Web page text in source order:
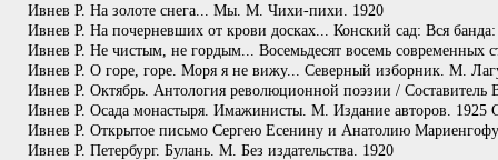
Ивнев Р. На золоте снега... Мы. М. Чихи-пихи. 1920
Ивнев Р. На почерневших от крови досках... Конский сад: Вся
Ивнев Р. Не чистым, не гордым... Восемьдесят восемь
Ивнев Р. О горе, горе. Моря я не вижу... Северный изборник. М.
Ивнев Р. Октябрь. Антология революционной поэзии /
Ивнев Р. Осада монастыря. Имажинисты. М. Издание авторов.
Ивнев Р. Открытое письмо Сергею Есенину и Анатолию
Ивнев Р. Петербург. Булань. М. Без издательства. 1920